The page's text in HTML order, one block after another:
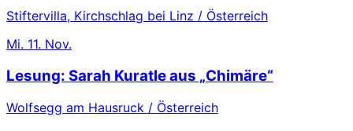
Stiftervilla, Kirchschlag bei Linz / Österreich
Mi. 11. Nov.
Lesung: Sarah Kuratle aus „Chimäre“
Wolfsegg am Hausruck / Österreich